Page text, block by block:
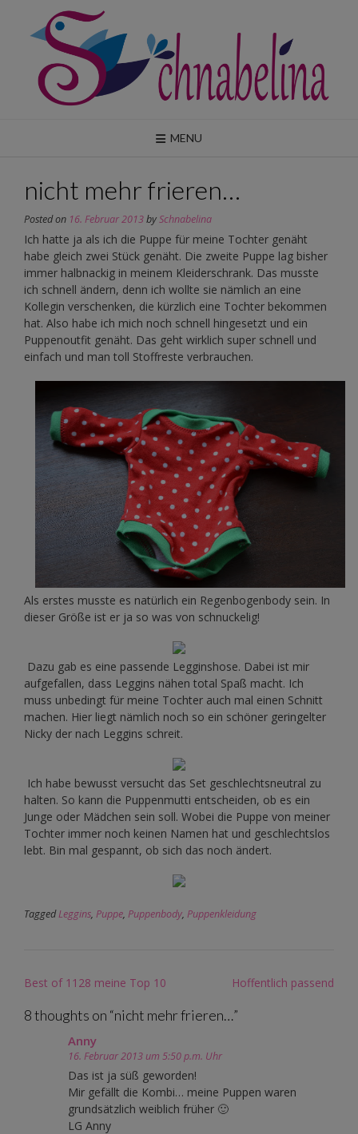
content
MENU
nicht mehr frieren…
Posted on 16. Februar 2013bySchnabelina
Ich hatte ja als ich die Puppe für meine Tochter genäht
habe gleich zwei Stück genäht. Die zweite Puppe lag bisher
immer halbnackig in meinem Kleiderschrank. Das musste
ich schnell ändern, denn ich wollte sie nämlich an eine
Kollegin verschenken, die kürzlich eine Tochter bekommen
hat. Also habe ich mich noch schnell hingesetzt und ein
Puppenoutfit genäht. Das geht wirklich super schnell und
einfach und man toll Stoffreste verbrauchen.
Als erstes musste es natürlich ein Regenbogenbody sein. In
dieser Größe ist er ja so was von schnuckelig!
Dazu gab es eine passende Legginshose. Dabei ist mir
aufgefallen, dass Leggins nähen total Spaß macht. Ich
muss unbedingt für meine Tochter auch mal einen Schnitt
machen. Hier liegt nämlich noch so ein schöner geringelter
Nicky der nach Leggins schreit.
Ich habe bewusst versucht das Set geschlechtsneutral zu
halten. So kann die Puppenmutti entscheiden, ob es ein
Junge oder Mädchen sein soll. Wobei die Puppe von meiner
Tochter immer noch keinen Namen hat und geschlechtslos
lebt. Bin mal gespannt, ob sich das noch ändert.
TaggedLeggins, Puppe, Puppenbody, Puppenkleidung
Post
Best of 1128 meine Top 10 Hoffentlich passend
8 thoughts on “nicht mehr frieren…”
Anny
16. Februar 2013 um 5:50 p.m. Uhr
Das ist ja süß geworden!
Mir gefällt die Kombi… meine Puppen waren
grundsätzlich weiblich früher 🙂
LG Anny